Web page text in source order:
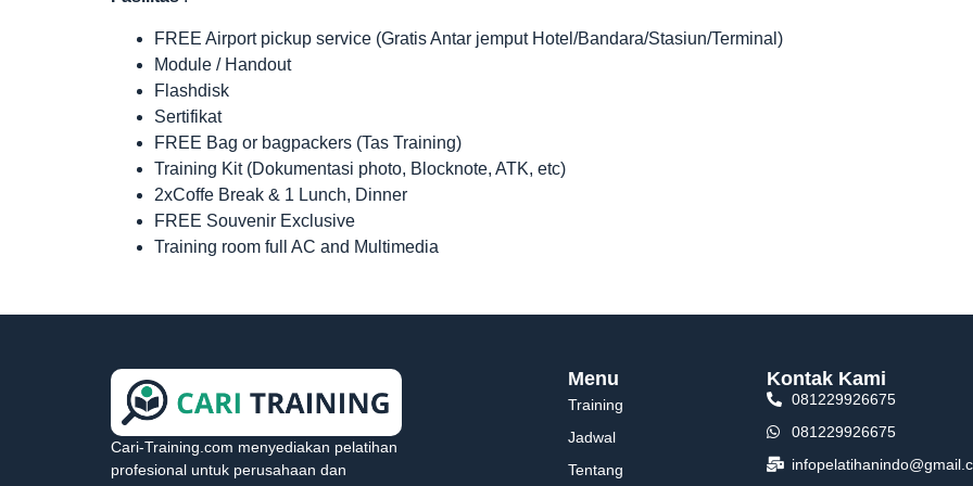
FREE Airport pickup service (Gratis Antar jemput Hotel/Bandara/Stasiun/Terminal)
Module / Handout
Flashdisk
Sertifikat
FREE Bag or bagpackers (Tas Training)
Training Kit (Dokumentasi photo, Blocknote, ATK, etc)
2xCoffe Break & 1 Lunch, Dinner
FREE Souvenir Exclusive
Training room full AC and Multimedia
Cari-Training.com menyediakan pelatihan
profesional untuk perusahaan dan
Menu
Training
Jadwal
Tentang
Kontak Kami
081229926675
081229926675